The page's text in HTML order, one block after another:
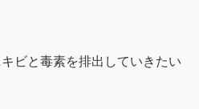
ビと毒素を排出していきたい